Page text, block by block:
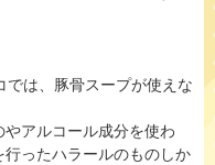
では、豚骨スープが使えな
やアルコール成分を使わ
ったハラールのものしか